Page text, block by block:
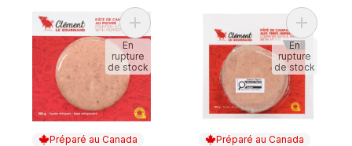
Préparé au Canada
Ajouter Pâté de campagne au poivre au
En
rupture
de stock
Préparé au Canada
Ajouter
En
rupture
de stock